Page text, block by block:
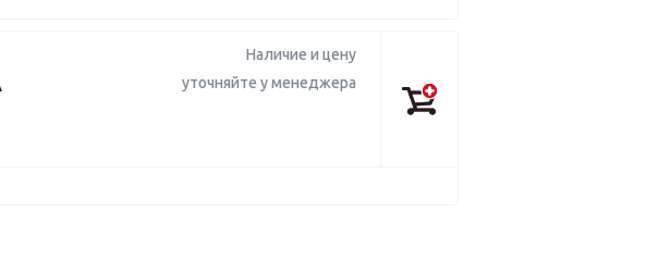
Наличие и цену
уточняйте у менеджера